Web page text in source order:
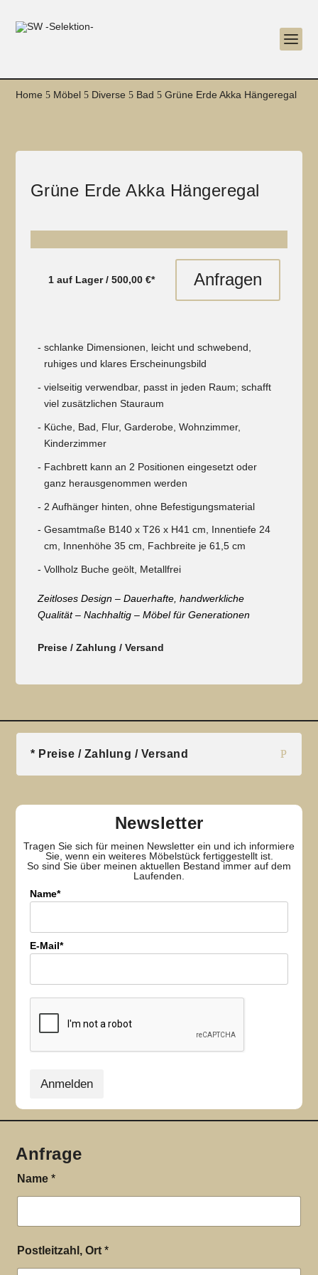
Home 5 Möbel 5 Diverse 5 Bad 5 Grüne Erde Akka Hängeregal
Grüne Erde Akka Hängeregal
Anfragen
1 auf Lager / 500,00 €*
schlanke Dimensionen, leicht und schwebend,
ruhiges und klares Erscheinungsbild
vielseitig verwendbar, passt in jeden Raum; schafft
viel zusätzlichen Stauraum
Küche, Bad, Flur, Garderobe, Wohnzimmer,
Kinderzimmer
Fachbrett kann an 2 Positionen eingesetzt oder
ganz herausgenommen werden
2 Aufhänger hinten, ohne Befestigungsmaterial
Gesamtmaße B140 x T26 x H41 cm, Innentiefe 24
cm, Innenhöhe 35 cm, Fachbreite je 61,5 cm
Vollholz Buche geölt, Metallfrei
Zeitloses Design – Dauerhafte, handwerkliche
Qualität – Nachhaltig – Möbel für Generationen
Preise / Zahlung / Versand
* Preise / Zahlung / Versand
Newsletter
Tragen Sie sich für meinen Newsletter ein und ich informiere
Sie, wenn ein weiteres Möbelstück fertiggestellt ist.
So sind Sie über meinen aktuellen Bestand immer auf dem
Laufenden.
Name*
E-Mail*
Anmelden
Anfrage
Name*
Postleitzahl, Ort*